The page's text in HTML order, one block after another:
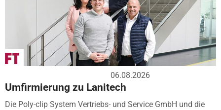
06.08.2026
Umfirmierung zu Lanitech
Die Poly-clip System Vertriebs- und Service GmbH und die